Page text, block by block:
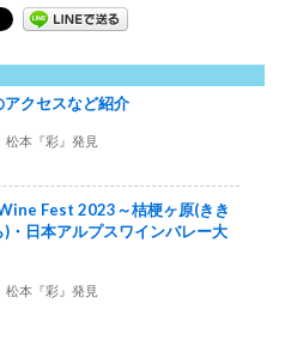
アクセスなど紹介
松本『彩』発見
Fest 2023～桔梗ヶ原(きき
)・日本アルプスワインバレー大
松本『彩』発見